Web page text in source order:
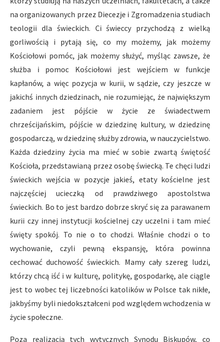
na organizowanych przez Diecezje i Zgromadzenia studiach
teologii dla świeckich. Ci świeccy przychodzą z wielką
gorliwością i pytają się, co my możemy, jak możemy
Kościołowi pomóc, jak możemy służyć, myśląc zawsze, że
służba i pomoc Kościołowi jest wejściem w funkcje
kapłanów, a więc pozycja w kurii, w sądzie, czy jeszcze w
jakichś innych dziedzinach, nie rozumiejąc, że największym
zadaniem jest pójście w życie ze świadectwem
chrześcijańskim, pójście w dziedzinę kultury, w dziedzinę
gospodarczą, w dziedzinę służby zdrowia, w nauczycielstwo.
Każda dziedziny życia ma mieć w sobie zwartą świętość
Kościoła, przedstawianą przez osobę świecką. Te chęci ludzi
świeckich wejścia w pozycje jakieś, etaty kościelne jest
najczęściej ucieczką od prawdziwego apostolstwa
świeckich. Bo to jest bardzo dobrze skryć się za parawanem
kurii czy innej instytucji kościelnej czy uczelni i tam mieć
święty spokój. To nie o to chodzi. Właśnie chodzi o to
wychowanie, czyli pewną ekspansję, która powinna
cechować duchowość świeckich. Mamy cały szereg ludzi,
którzy chcą iść i w kulturę, politykę, gospodarkę, ale ciągle
jest to wobec tej liczebności katolików w Polsce tak nikłe,
jakbyśmy byli niedokształceni pod względem wchodzenia w
życie społeczne.
Poza realizacją tych wytycznych Synodu Biskupów, co